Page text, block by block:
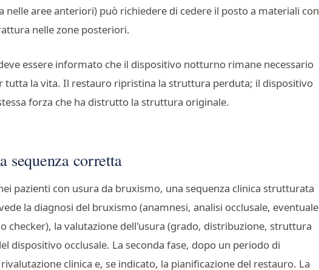
nelle aree anteriori) può richiedere di cedere il posto a materiali con
nelle zone posteriori.
essere informato che il dispositivo notturno rimane necessario
tutta la vita. Il restauro ripristina la struttura perduta; il dispositivo
forza che ha distrutto la struttura originale.
sequenza corretta
pazienti con usura da bruxismo, una sequenza clinica strutturata
la diagnosi del bruxismo (anamnesi, analisi occlusale, eventuale
checker), la valutazione dell'usura (grado, distribuzione, struttura
dispositivo occlusale. La seconda fase, dopo un periodo di
clinica e, se indicato, la pianificazione del restauro. La